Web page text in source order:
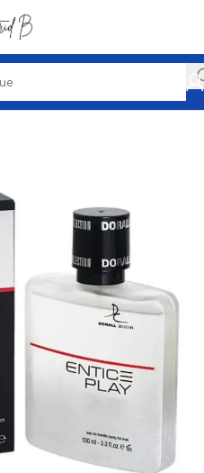
Parfum homme